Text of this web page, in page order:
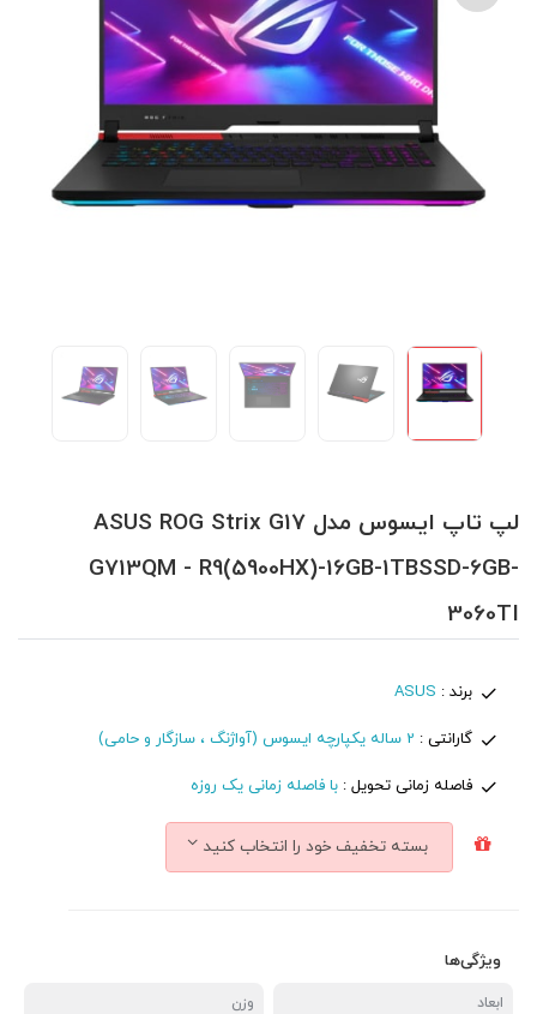
لپ تاپ ایسوس مدل ASUS ROG Strix G17
G713QM - R9(5900HX)-16GB-1TBSSD-6GB-
3060TI
برند : ASUS
گارانتی : 2 ساله یکپارچه ایسوس (آواژنگ ، سازگار و حامی)
فاصله زمانی تحویل : با فاصله زمانی یک روزه
بسته تخفیف خود را انتخاب کنید
ویژگی‌ها
ابعاد وزن